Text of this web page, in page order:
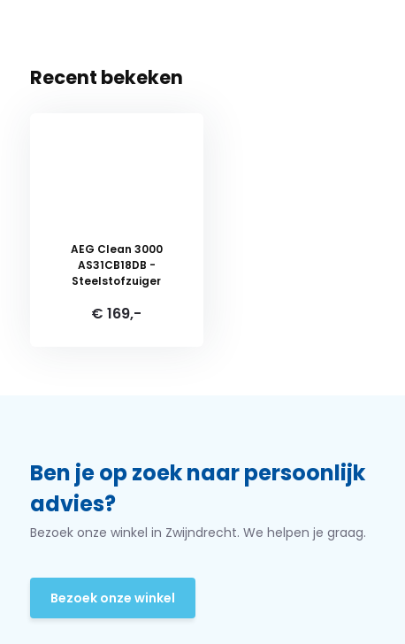
Recent bekeken
AEG Clean 3000
AS31CB18DB -
Steelstofzuiger
€ 169,-
Ben je op zoek naar persoonlijk
advies?
Bezoek onze winkel in Zwijndrecht. We helpen je graag.
Bezoek onze winkel